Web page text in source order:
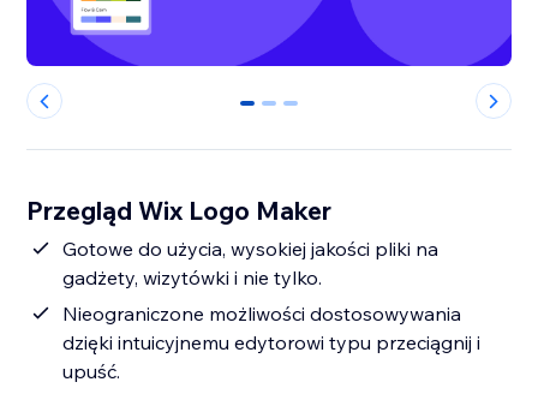
0 1 2
Przegląd Wix Logo Maker
Gotowe do użycia, wysokiej jakości pliki na
gadżety, wizytówki i nie tylko.
Nieograniczone możliwości dostosowywania
dzięki intuicyjnemu edytorowi typu przeciągnij i
upuść.